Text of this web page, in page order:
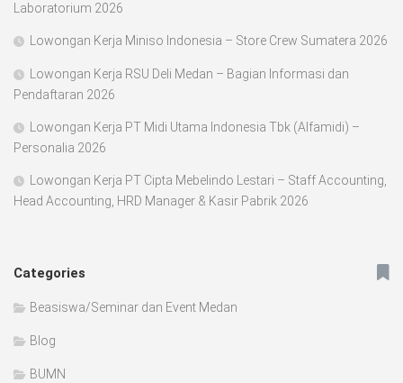
Laboratorium 2026
Lowongan Kerja Miniso Indonesia – Store Crew Sumatera 2026
Lowongan Kerja RSU Deli Medan – Bagian Informasi dan
Pendaftaran 2026
Lowongan Kerja PT Midi Utama Indonesia Tbk (Alfamidi) –
Personalia 2026
Lowongan Kerja PT Cipta Mebelindo Lestari – Staff Accounting,
Head Accounting, HRD Manager & Kasir Pabrik 2026
Categories
Beasiswa/Seminar dan Event Medan
Blog
BUMN